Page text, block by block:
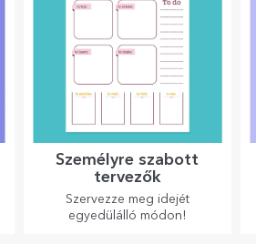
Személyre szabott
tervezők
Szervezze meg idejét
egyedülálló módon!